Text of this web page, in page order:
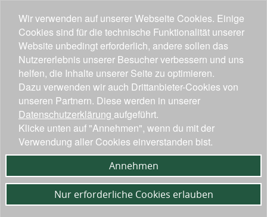
Wir verwenden auf unserer Webseite Cookies. Einige
Cookies sind für die technische Funktionalität unserer
Website unbedingt erforderlich, andere sollen das
Nutzererlebnis unserer Besucher verbessern und uns
helfen, die Inhalte unserer Seite zu optimieren.
Dazu verwenden wir auch Drittanbieter-Cookies von
unseren Partnern. Diese werden in unserer
Datenschutzerklärung aufgeführt.
Klicke unten auf "Annehmen", wenn du mit der
Verwendung aller Cookies einverstanden bist.
Annehmen
Nur erforderliche Cookies erlauben